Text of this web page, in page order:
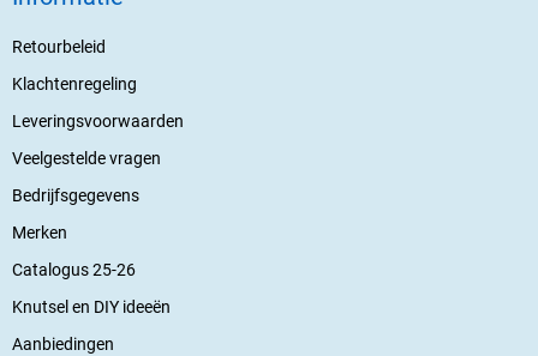
Retourbeleid
Klachtenregeling
Leveringsvoorwaarden
Veelgestelde vragen
Bedrijfsgegevens
Merken
Catalogus 25-26
Knutsel en DIY ideeën
Aanbiedingen